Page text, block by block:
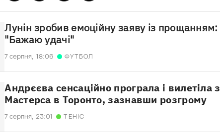
Лунін зробив емоційну заяву із прощанням:
"Бажаю удачі"
7 серпня, 18:06 ФУТБОЛ
Андрєєва сенсаційно програла і вилетіла з
Мастерса в Торонто, зазнавши розгрому
7 серпня, 23:01 ТЕНІС